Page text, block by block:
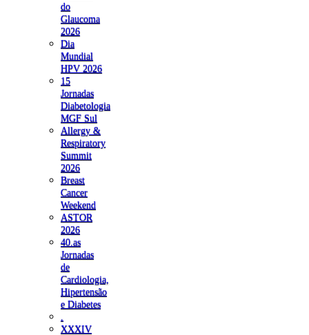
do
Glaucoma
2026
Dia
Mundial
HPV 2026
15
Jornadas
Diabetologia
MGF Sul
Allergy &
Respiratory
Summit
2026
Breast
Cancer
Weekend
ASTOR
2026
40.as
Jornadas
de
Cardiologia,
Hipertensão
e Diabetes
XXXIV